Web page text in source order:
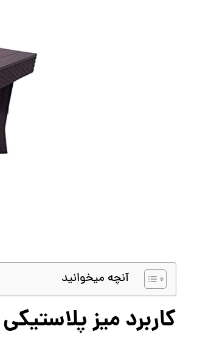
آنچه میخوانید
کاربرد میز